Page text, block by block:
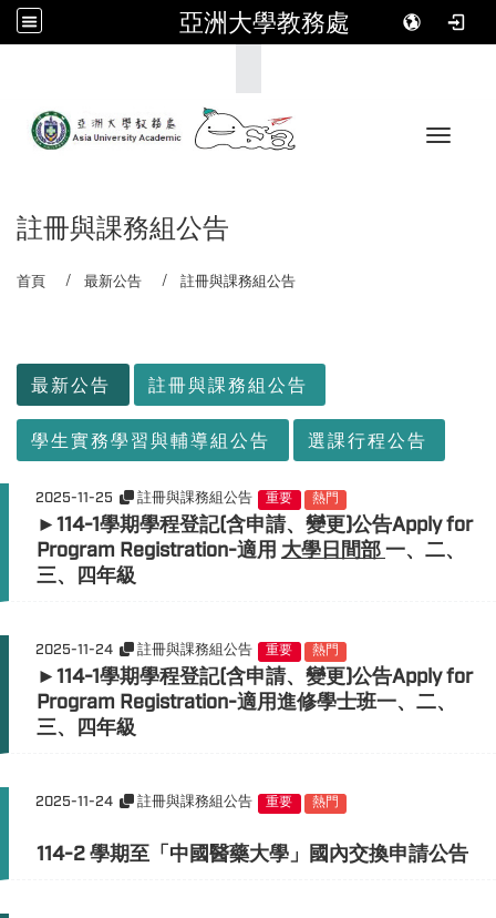
亞洲大學教務處
Toggle
註冊與課務組公告
首頁 最新公告 註冊與課務組公告
最新公告 註冊與課務組公告
學生實務學習與輔導組公告 選課行程公告
2025-11-25 註冊與課務組公告 重要 熱門
►114-1學期學程登記(含申請、變更)公告Apply for
Program Registration-適用 大學日間部一、二、
三、四年級
2025-11-24 註冊與課務組公告 重要 熱門
►114-1學期學程登記(含申請、變更)公告Apply for
Program Registration-適用進修學士班一、二、
三、四年級
2025-11-24 註冊與課務組公告 重要 熱門
114-2 學期至「中國醫藥大學」國內交換申請公告